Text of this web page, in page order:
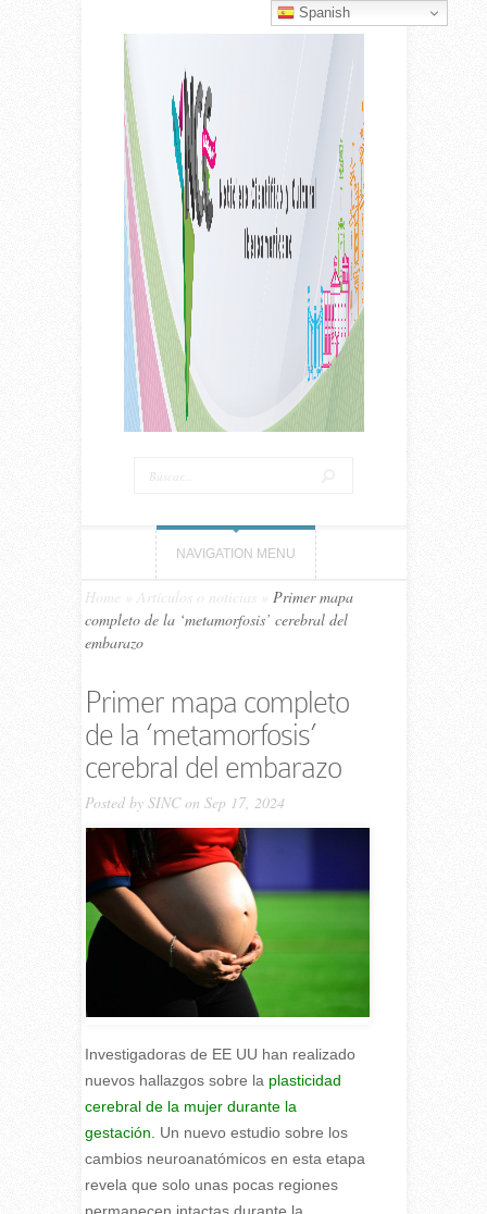
NAVIGATION MENU
Home Artículos o noticias
Primer mapa
completo de la ‘metamorfosis’ cerebral del
embarazo
Primer mapa completo
de la ‘metamorfosis’
cerebral del embarazo
Posted by SINCon Sep 17, 2024
Investigadoras de EE UU han realizado
nuevos hallazgos sobre la plasticidad
cerebral de la mujer durante la
gestación.
Un nuevo estudio sobre los
cambios neuroanatómicos en esta etapa
revela que solo unas pocas regiones
Spanish